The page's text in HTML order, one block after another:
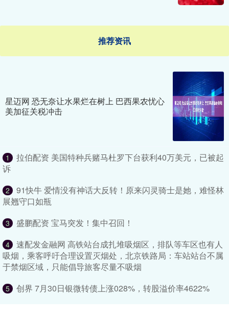
推荐资讯
星迈网 恐无奈让水果烂在树上 巴西果农忧心
美加征关税冲击
1
拉伯配资 美国特种兵赌马杜罗下台获利40万美元，已被起
诉
2
91快牛 爱情没有神话大反转！原来闪灵骑士是她，难怪林
展翘守口如瓶
3 盛鹏配资 宝马突发！集中召回！
4
速配发金融网 高铁站台成扎堆吸烟区，排队等车区也有人
吸烟，乘客呼吁合理设置灭烟处，北京铁路局：车站站台不属
于禁烟区域，只能倡导旅客尽量不吸烟
5 创界 7月30日银微转债上涨028%，转股溢价率4622%